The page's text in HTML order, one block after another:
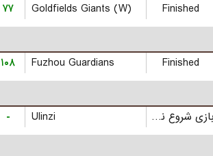
۷۷ Goldfields Giants (W) Finished
۱۰۸ Fuzhou Guardians Finished
- Ulinzi بازی شروع نشده است